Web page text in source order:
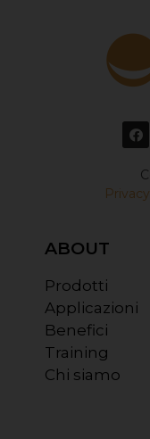
ABOUT
Prodotti
Applicazioni
Benefici
Training
Chi siamo